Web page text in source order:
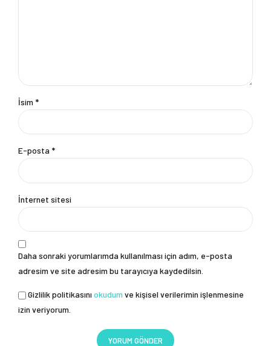
İsim *
E-posta *
İnternet sitesi
Daha sonraki yorumlarımda kullanılması için adım, e-posta
adresim ve site adresim bu tarayıcıya kaydedilsin.
Gizlilik politikasını okudum ve kişisel verilerimin işlenmesine
izin veriyorum.
YORUM GÖNDER